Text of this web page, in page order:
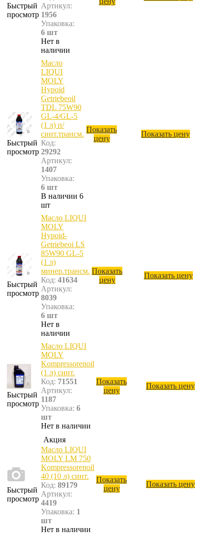
Быстрый
просмотр
Артикул:
1956
Упаковка:
6 шт
Нет в
наличии
Быстрый
просмотр
Масло
LIQUI
MOLY
Hypoid
Getriebeoil
TDL 75W90
GL-4/GL-5
(1 л) п/
синт.трансм.
Код:
29292
Артикул:
1407
Упаковка:
6 шт
В наличии 6
шт
Показать
цену
Показать цену
Быстрый
просмотр
Масло LIQUI
MOLY
Hypoid-
Getriebeoi LS
85W90 GL-5
(1 л)
минер.трансм.
Код: 41634
Артикул:
8039
Упаковка:
6 шт
Нет в
наличии
Показать
цену
Показать цену
Быстрый
просмотр
Масло LIQUI
MOLY
Kompressorenoil
(1 л) синт.
Код: 71551
Артикул:
1187
Упаковка: 6
шт
Нет в наличии
Показать
цену
Показать цену
Быстрый
просмотр
Акция
Масло LIQUI
MOLY LM 750
Kompressorenoil
40 (10 л) синт.
Код: 89179
Артикул:
4419
Упаковка: 1
шт
Нет в наличии
Показать
цену
Показать цену